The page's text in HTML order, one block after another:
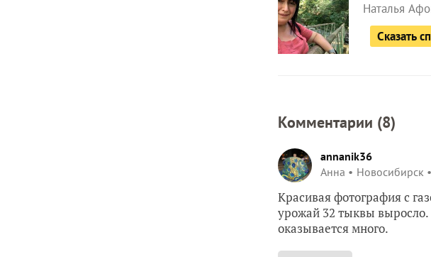
Наталья
Сказать
Комментарии (8)
annanik36
Анна
Новосибирск
Красивая фотография с
урожай 32 тыквы выросло.
оказывается много.